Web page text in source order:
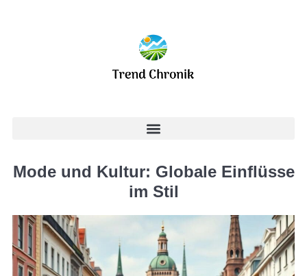
Mode und Kultur: Globale Einflüsse
im Stil